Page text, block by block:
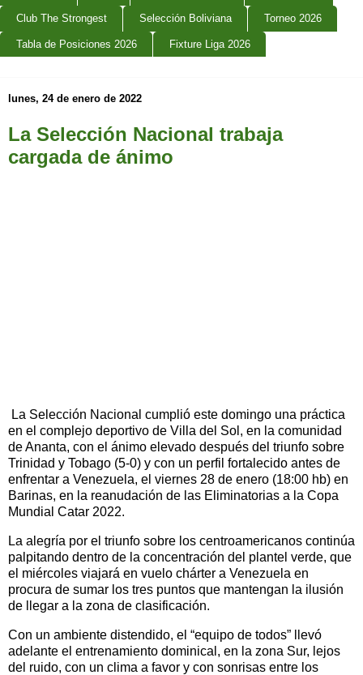
Club The Strongest Selección Boliviana Torneo 2026
Tabla de Posiciones 2026 Fixture Liga 2026
lunes, 24 de enero de 2022
La Selección Nacional trabaja
cargada de ánimo
La Selección Nacional cumplió este domingo una práctica
en el complejo deportivo de Villa del Sol, en la comunidad
de Ananta, con el ánimo elevado después del triunfo sobre
Trinidad y Tobago (5-0) y con un perfil fortalecido antes de
enfrentar a Venezuela, el viernes 28 de enero (18:00 hb) en
Barinas, en la reanudación de las Eliminatorias a la Copa
Mundial Catar 2022.
La alegría por el triunfo sobre los centroamericanos continúa
palpitando dentro de la concentración del plantel verde, que
el miércoles viajará en vuelo chárter a Venezuela en
procura de sumar los tres puntos que mantengan la ilusión
de llegar a la zona de clasificación.
Con un ambiente distendido, el “equipo de todos” llevó
adelante el entrenamiento dominical, en la zona Sur, lejos
del ruido, con un clima a favor y con sonrisas entre los